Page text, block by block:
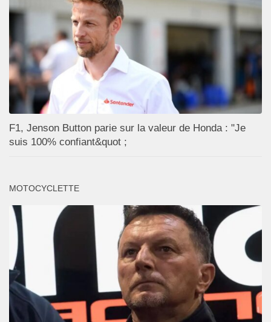
F1, Jenson Button parie sur la valeur de Honda : "Je
suis 100% confiant&quot ;
MOTOCYCLETTE